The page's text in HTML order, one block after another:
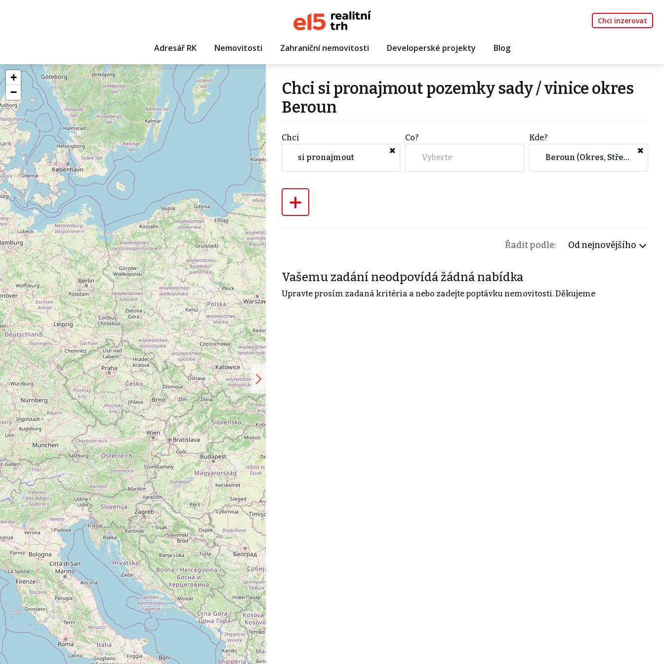
Chci inzerovat
Adresář RK Nemovitosti Zahraniční nemovitosti Developerské projekty Blog
+
−
Chci si pronajmout pozemky sady / vinice okres
Beroun
Chci
si pronajmout
Co?
Vyberte
Kde?
Beroun (Okres, Středočeský kraj)
+
Řadit podle: Od nejnovějšího
Vašemu zadání neodpovídá žádná nabídka
Upravte prosím zadaná kritéria a nebo zadejte poptávku nemovitosti. Děkujeme